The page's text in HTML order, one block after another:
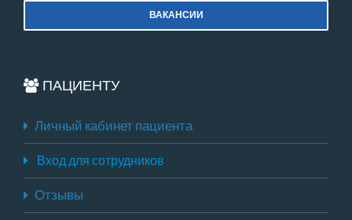
ВАКАНСИИ
ПАЦИЕНТУ
Личный кабинет пациента
Вход для сотрудников
Отзывы